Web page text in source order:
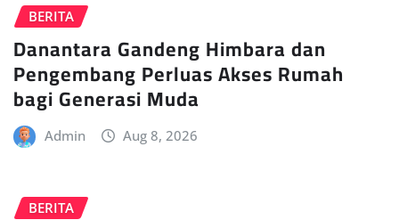
BERITA
Danantara Gandeng Himbara dan
Pengembang Perluas Akses Rumah
bagi Generasi Muda
Admin Aug 8, 2026
BERITA